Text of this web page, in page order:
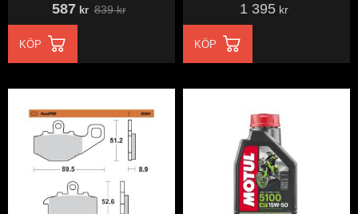
Chieftain Dark Horse; 2020
Roadmaster Dark Horse;
587 kr 839kr
KÖP
VRSCR); 2024 (NU)
RA1250 Pan America; 24-
26 RA1250S Pan America;
1 395kr
KÖP